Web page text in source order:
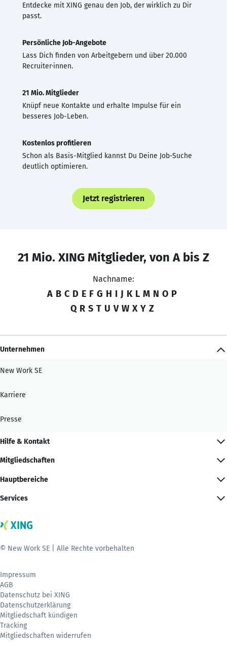
Entdecke mit XING genau den Job, der wirklich zu Dir
passt.
Persönliche Job-Angebote
Lass Dich finden von Arbeitgebern und über 20.000
Recruiter·innen.
21 Mio. Mitglieder
Knüpf neue Kontakte und erhalte Impulse für ein
besseres Job-Leben.
Kostenlos profitieren
Schon als Basis-Mitglied kannst Du Deine Job-Suche
deutlich optimieren.
Jetzt registrieren
21 Mio. XING Mitglieder, von A bis Z
Nachname:
A B C D E F G H I J K L M N O P
Q R S T U V W X Y Z
Unternehmen
New Work SE
Karriere
Presse
Hilfe & Kontakt
Mitgliedschaften
Hauptbereiche
Services
© New Work SE | Alle Rechte vorbehalten
Impressum
AGB
Datenschutz bei XING
Datenschutzerklärung
Mitgliedschaft kündigen
Tracking
Mitgliedschaften widerrufen